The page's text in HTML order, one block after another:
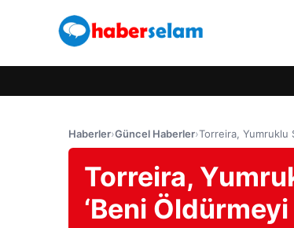
Haberler›Güncel Haberler›Torreira, Yumruklu
Torreira,
‘Beni